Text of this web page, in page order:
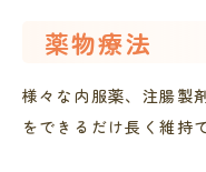
薬物療法
様々な内服薬、注腸製
をできるだけ長く維持